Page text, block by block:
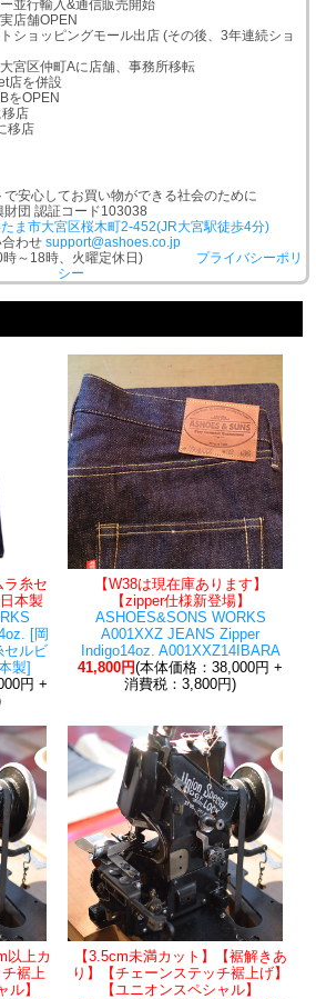
並行輸入&通信販売開始
店舗OPEN
ョッピングモール出店 (その後、3年連続ショ
宮区仲町Aに店舗、事務所移転
店を併設
をOPEN
店
移店
で安心してお買い物ができる社会のために
団 認証コード103038
ま市大宮区桜木町2-452(JR大宮駅徒歩4分)
わせ support@ashoes.co.jp
時～18時、火曜定休日) プライバシーポリ
シー
ラ糸セ
本製
[岡
セルビ
製]
円 +
【W38は現在庫あります】
【zipper仕様新登場】
ASHOES&SONS WORKS
A001XXZ JEANS Zipper
Indigo14oz. A001XXZ14IBARA
41,800円(本体価格：38,000円 +
消費税：3,800円)
以上カ
裾上
】
【3.5cm未満カット】【裾解きあ
り】【チェーンステッチ裾上げ】
【ユニオンスペシャル】